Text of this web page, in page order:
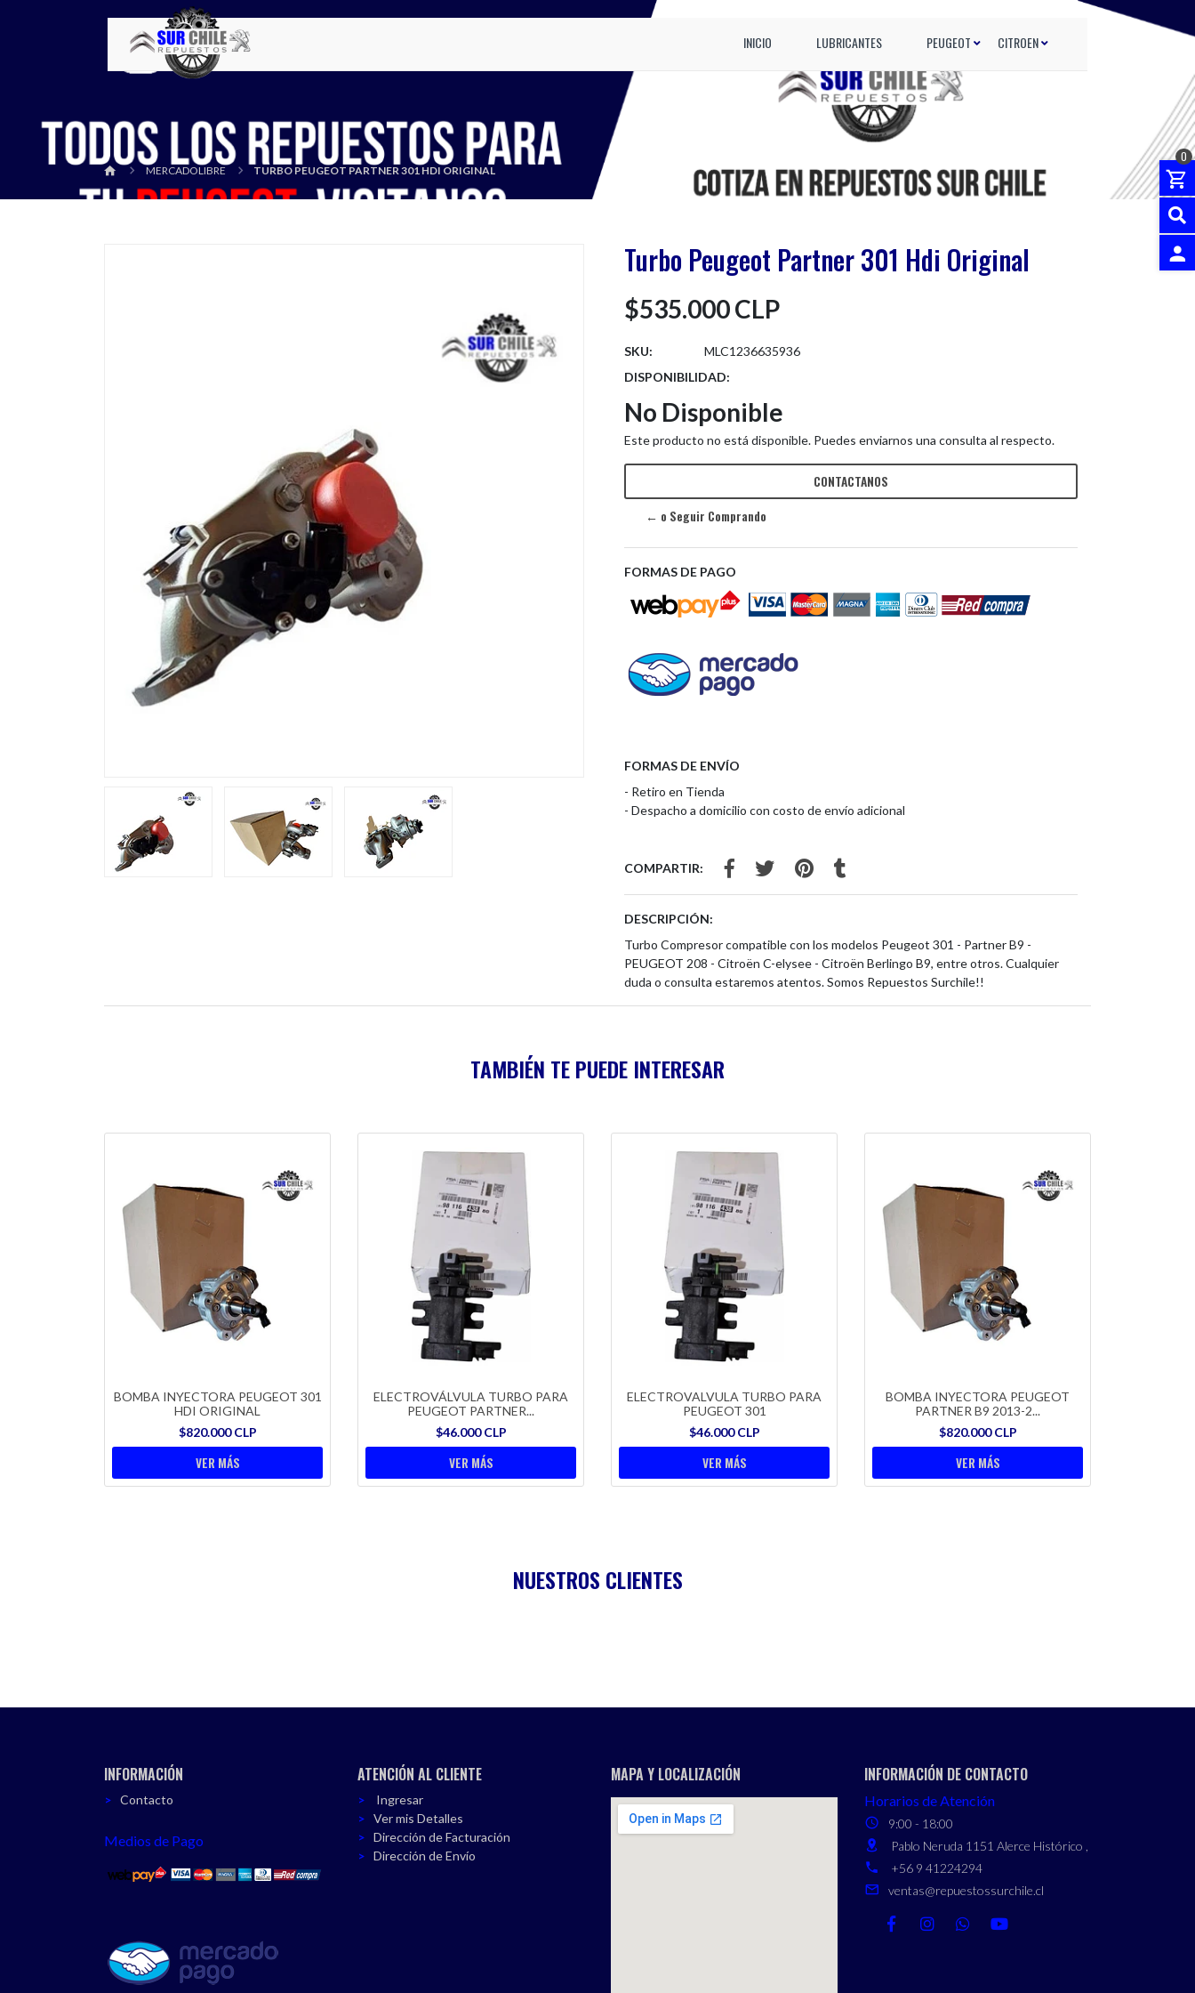
INICIO LUBRICANTES PEUGEOT CITROEN
0
MERCADOLIBRE TURBO PEUGEOT PARTNER 301 HDI ORIGINAL
Turbo Peugeot Partner 301 Hdi Original
$535.000 CLP
SKU:
MLC1236635936
DISPONIBILIDAD:
No Disponible
Este producto no está disponible. Puedes enviarnos una consulta al respecto.
CONTACTANOS
← o Seguir Comprando
FORMAS DE PAGO
FORMAS DE ENVÍO
- Retiro en Tienda
- Despacho a domicilio con costo de envío adicional
COMPARTIR:
DESCRIPCIÓN:
Turbo Compresor compatible con los modelos Peugeot 301 - Partner B9 -
PEUGEOT 208 - Citroën C-elysee - Citroën Berlingo B9, entre otros. Cualquier
duda o consulta estaremos atentos. Somos Repuestos Surchile!!
TAMBIÉN TE PUEDE INTERESAR
BOMBA INYECTORA PEUGEOT 301
HDI ORIGINAL
$820.000 CLP
VER MÁS
ELECTROVÁLVULA TURBO PARA
PEUGEOT PARTNER...
$46.000 CLP
VER MÁS
ELECTROVALVULA TURBO PARA
PEUGEOT 301
$46.000 CLP
VER MÁS
BOMBA INYECTORA PEUGEOT
PARTNER B9 2013-2...
$820.000 CLP
VER MÁS
NUESTROS CLIENTES
INFORMACIÓN
Contacto
Medios de Pago
ATENCIÓN AL CLIENTE
Ingresar
Ver mis Detalles
Dirección de Facturación
Dirección de Envío
MAPA Y LOCALIZACIÓN INFORMACIÓN DE CONTACTO
Horarios de Atención
9:00 - 18:00
Pablo Neruda 1151 Alerce Histórico ,
+56 9 41224294
ventas@repuestossurchile.cl